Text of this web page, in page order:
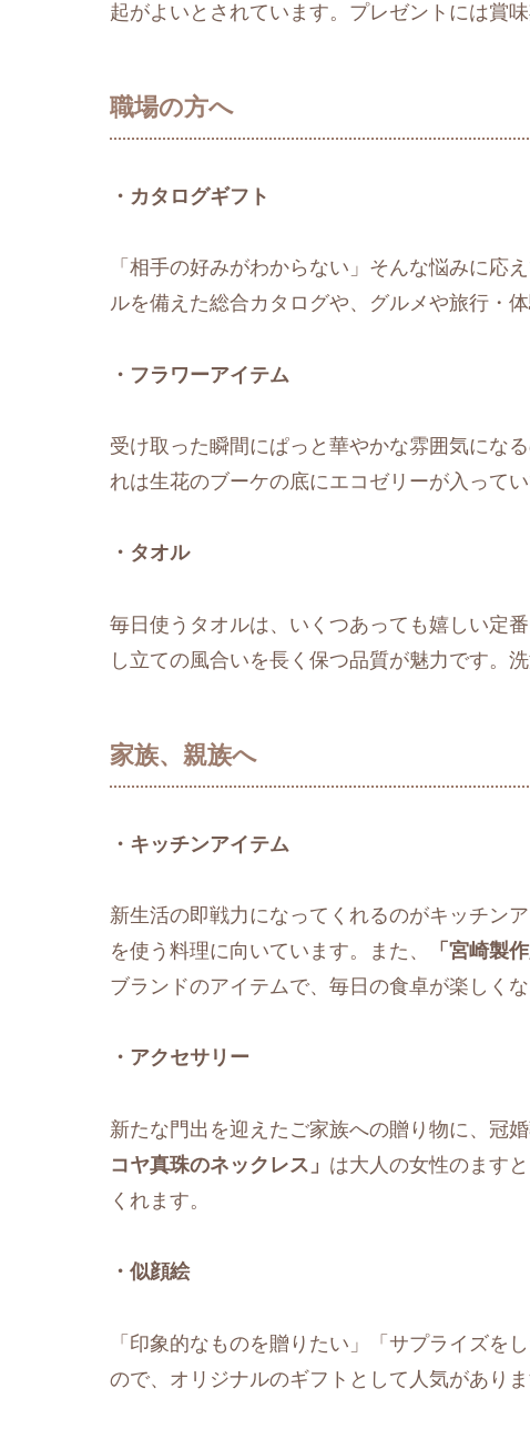
起がよいとされています。プレゼントには賞
職場の方へ
・カタログギフト
「相手の好みがわからない」そんな悩みに応
ルを備えた総合カタログや、グルメや旅行・
・フラワーアイテム
受け取った瞬間にぱっと華やかな雰囲気にな
れは生花のブーケの底にエコゼリーが入って
・タオル
毎日使うタオルは、いくつあっても嬉しい定
し立ての風合いを長く保つ品質が魅力です。
家族、親族へ
・キッチンアイテム
新生活の即戦力になってくれるのがキッチンア
を使う料理に向いています。また、
「宮崎製
ブランドのアイテムで、毎日の食卓が楽しくな
・アクセサリー
新たな門出を迎えたご家族への贈り物に、冠
コヤ真珠のネックレス」 は大人の女性のます
くれます。
・似顔絵
「印象的なものを贈りたい」「サプライズを
ので、オリジナルのギフトとして人気がありま